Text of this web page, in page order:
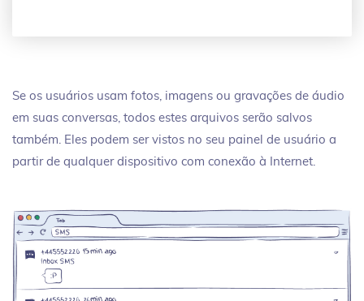
Se os usuários usam fotos, imagens ou gravações de áudio
em suas conversas, todos estes arquivos serão salvos
também. Eles podem ser vistos no seu painel de usuário a
partir de qualquer dispositivo com conexão à Internet.